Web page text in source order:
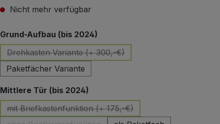
Nicht mehr verfügbar
Grund-Aufbau (bis 2024)
Drehkasten Variante (+ 300,-€)
(Diese Option ist zurzeit nicht verfügbar.)
Paketfächer Variante
Mittlere Tür (bis 2024)
mit Briefkastenfunktion (+ 175,-€)
(Diese Option ist zurzeit nicht verfügbar.)